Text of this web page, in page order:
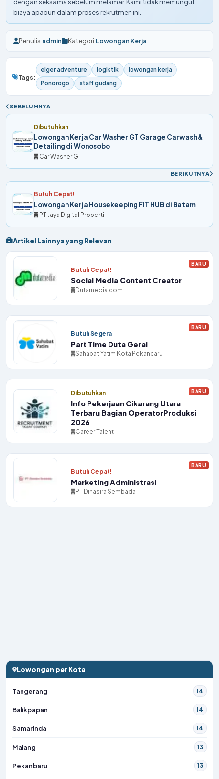
dengan seksama sebelum melamar. Kami tidak memungut
biaya apapun dalam proses rekrutmen ini.
Penulis:admin Kategori:Lowongan Kerja
Tags:
eiger adventure logistik
lowongan kerja
Ponorogo
staff gudang
SEBELUMNYA
Dibutuhkan
Lowongan Kerja Car Washer GT Garage Carwash &
Detailing di Wonosobo
Car Washer GT
BERIKUTNYA
Butuh Cepat!
Lowongan Kerja Housekeeping FIT HUB di Batam
PT Jaya Digital Properti
Artikel Lainnya yang Relevan
Butuh Cepat!
Social Media Content Creator
Dutamedia.com
BARU
Butuh Segera
Part Time Duta Gerai
Sahabat Yatim Kota Pekanbaru
BARU
Dibutuhkan
Info Pekerjaan Cikarang Utara
Terbaru Bagian OperatorProduksi
2026
Career Talent
BARU
Butuh Cepat!
Marketing Administrasi
PT Dinasira Sembada
BARU
Lowongan per Kota
Tangerang 14
Balikpapan 14
Samarinda 14
Malang 13
Pekanbaru 13